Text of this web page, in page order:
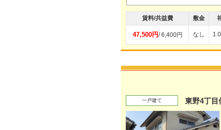
賃料/共益費 敷金
47,500円/ 6,400円 なし
一戸建て 東野4丁目